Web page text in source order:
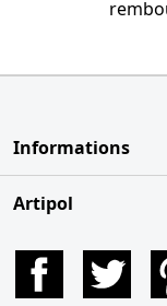
Informations
Artipol
Facebook